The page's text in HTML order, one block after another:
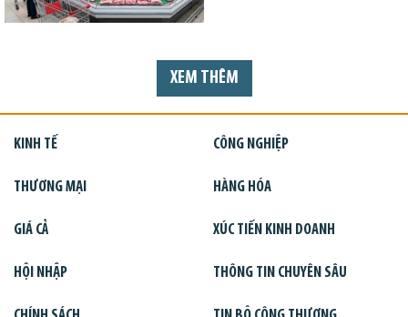
XEM THÊM
KINH TẾ CÔNG NGHIỆP
THƯƠNG MẠI HÀNG HÓA
GIÁ CẢ XÚC TIẾN KINH DOANH
HỘI NHẬP THÔNG TIN CHUYÊN SÂU